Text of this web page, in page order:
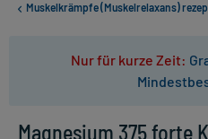
Muskelkrämpfe (Muskelrelaxans)
Nur für kurze Zeit:
Magnesium 375 forte